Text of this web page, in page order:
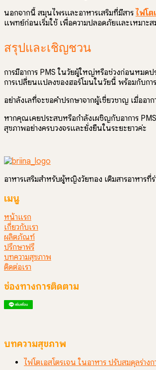
นอกจากนี้ สมุนไพรและอาหารเสริมที่มีสาร ไฟโต
แพทย์ก่อนเริ่มใช้ เพื่อความปลอดภัยและเหมาะส
สรุปและเชิญชวน
การมีอาการ PMS ในวัยผู้ใหญ่หรือช่วงก่อนหมดป
การเปลี่ยนแปลงของฮอร์โมนในวัยนี้ พร้อมกับกา
อย่าลังเลที่จะขอคำปรึกษาจากผู้เชี่ยวชาญ เมื่ออ
หากคุณเคยประสบหรือกำลังเผชิญกับอาการ
สุขภาพอย่างครบวงจรและยั่งยืนในระยะยาวค่ะ
อาหารเสริมสำหรับผู้หญิงวัยทอง เติมสารอาหารที่
เมนู
หน้าแรก
เกี่ยวกับเรา
ผลิตภัณฑ์
ปรึกษาฟรี
บทความสุขภาพ
ติดต่อเรา
ช่องทางการติดตาม
บทความสุขภาพ
ไฟโตเอสโตรเจน ในอาหาร ปรับสมดุลร่าง